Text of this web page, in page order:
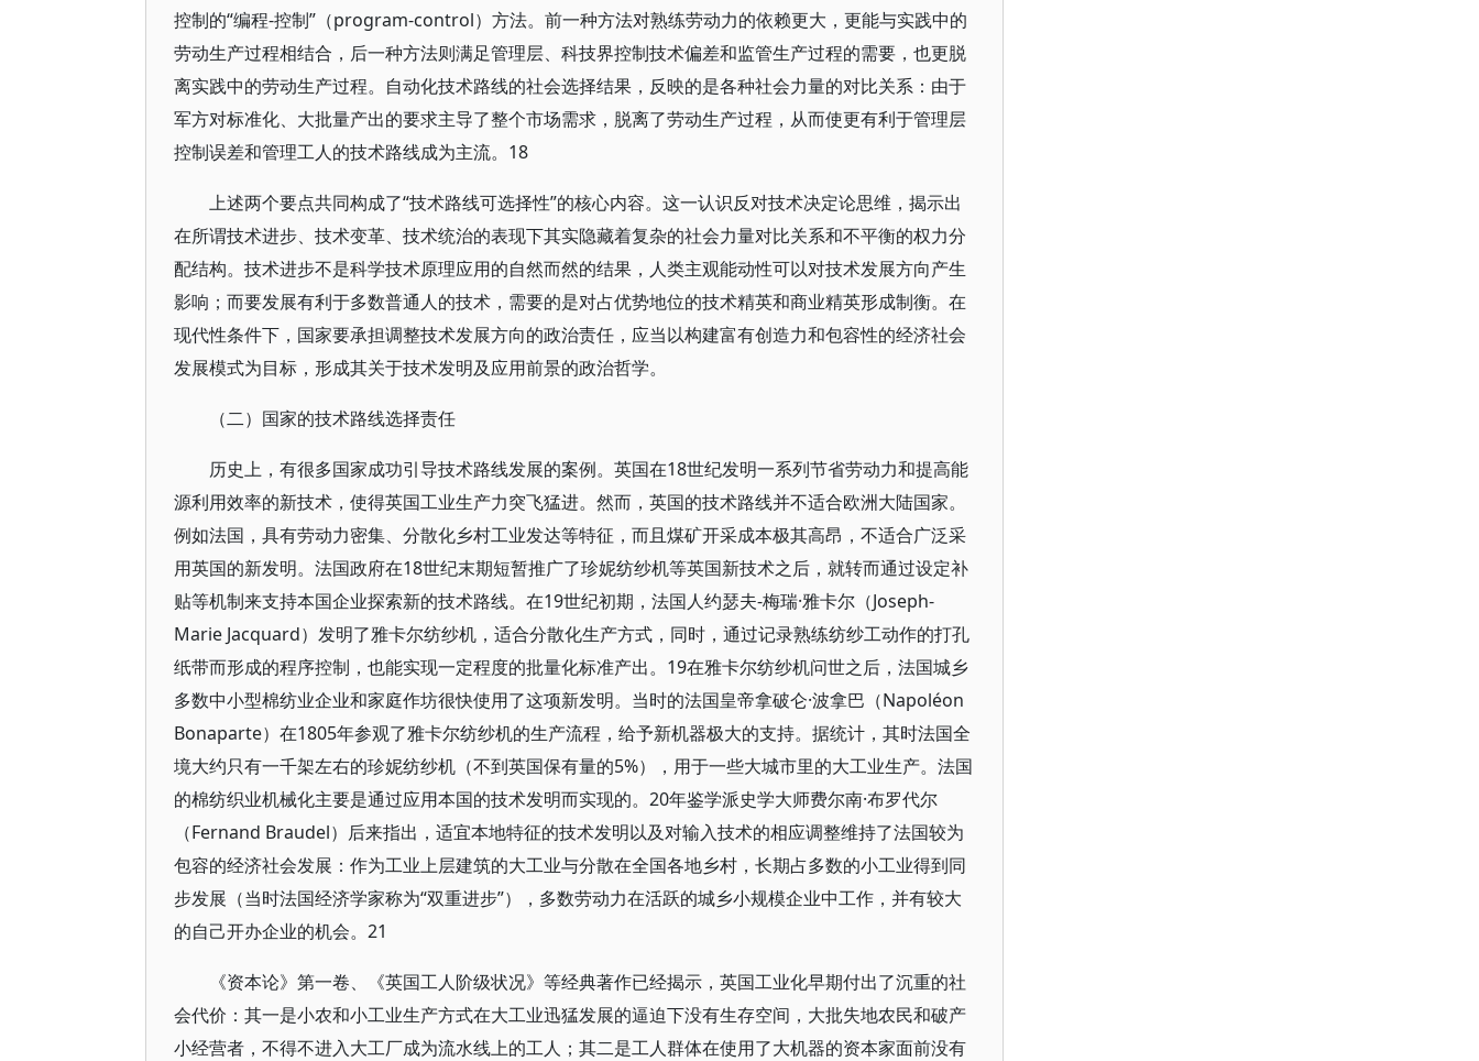
控制的“编程-控制”（program-control）方法。前一种方法对熟练劳动力的依赖更大，更能与实践中的
劳动生产过程相结合，后一种方法则满足管理层、科技界控制技术偏差和监管生产过程的需要，也更脱
离实践中的劳动生产过程。自动化技术路线的社会选择结果，反映的是各种社会力量的对比关系：由于
军方对标准化、大批量产出的要求主导了整个市场需求，脱离了劳动生产过程，从而使更有利于管理层
控制误差和管理工人的技术路线成为主流。18
上述两个要点共同构成了“技术路线可选择性”的核心内容。这一认识反对技术决定论思维，揭示出
在所谓技术进步、技术变革、技术统治的表现下其实隐藏着复杂的社会力量对比关系和不平衡的权力分
配结构。技术进步不是科学技术原理应用的自然而然的结果，人类主观能动性可以对技术发展方向产生
影响；而要发展有利于多数普通人的技术，需要的是对占优势地位的技术精英和商业精英形成制衡。在
现代性条件下，国家要承担调整技术发展方向的政治责任，应当以构建富有创造力和包容性的经济社会
发展模式为目标，形成其关于技术发明及应用前景的政治哲学。
（二）国家的技术路线选择责任
历史上，有很多国家成功引导技术路线发展的案例。英国在18世纪发明一系列节省劳动力和提高能
源利用效率的新技术，使得英国工业生产力突飞猛进。然而，英国的技术路线并不适合欧洲大陆国家。
例如法国，具有劳动力密集、分散化乡村工业发达等特征，而且煤矿开采成本极其高昂，不适合广泛采
用英国的新发明。法国政府在18世纪末期短暂推广了珍妮纺纱机等英国新技术之后，就转而通过设定补
贴等机制来支持本国企业探索新的技术路线。在19世纪初期，法国人约瑟夫-梅瑞·雅卡尔（Joseph-
Marie Jacquard）发明了雅卡尔纺纱机，适合分散化生产方式，同时，通过记录熟练纺纱工动作的打孔
纸带而形成的程序控制，也能实现一定程度的批量化标准产出。19在雅卡尔纺纱机问世之后，法国城乡
多数中小型棉纺业企业和家庭作坊很快使用了这项新发明。当时的法国皇帝拿破仑·波拿巴（Napoléon
Bonaparte）在1805年参观了雅卡尔纺纱机的生产流程，给予新机器极大的支持。据统计，其时法国全
境大约只有一千架左右的珍妮纺纱机（不到英国保有量的5%），用于一些大城市里的大工业生产。法国
的棉纺织业机械化主要是通过应用本国的技术发明而实现的。20年鉴学派史学大师费尔南·布罗代尔
（Fernand Braudel）后来指出，适宜本地特征的技术发明以及对输入技术的相应调整维持了法国较为
包容的经济社会发展：作为工业上层建筑的大工业与分散在全国各地乡村，长期占多数的小工业得到同
步发展（当时法国经济学家称为“双重进步”），多数劳动力在活跃的城乡小规模企业中工作，并有较大
的自己开办企业的机会。21
《资本论》第一卷、《英国工人阶级状况》等经典著作已经揭示，英国工业化早期付出了沉重的社
会代价：其一是小农和小工业生产方式在大工业迅猛发展的逼迫下没有生存空间，大批失地农民和破产
小经营者，不得不进入大工厂成为流水线上的工人；其二是工人群体在使用了大机器的资本家面前没有